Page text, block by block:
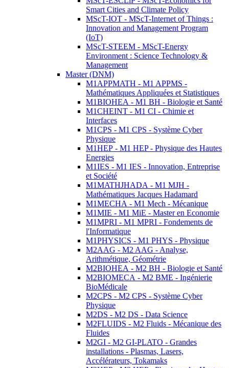
Smart Cities and Climate Policy
MScT-IOT - MScT-Internet of Things :
Innovation and Management Program
(IoT)
MScT-STEEM - MScT-Energy
Environment : Science Technology &
Management
Master (DNM)
M1APPMATH - M1 APPMS -
Mathématiques Appliquées et Statistiques
M1BIOHEA - M1 BH - Biologie et Santé
M1CHEINT - M1 CI - Chimie et
Interfaces
M1CPS - M1 CPS - Système Cyber
Physique
M1HEP - M1 HEP - Physique des Hautes
Energies
M1IES - M1 IES - Innovation, Entreprise
et Société
M1MATHJHADA - M1 MJH -
Mathématiques Jacques Hadamard
M1MECHA - M1 Mech - Mécanique
M1MIE - M1 MiE - Master en Economie
M1MPRI - M1 MPRI - Fondements de
l'Informatique
M1PHYSICS - M1 PHYS - Physique
M2AAG - M2 AAG - Analyse,
Arithmétique, Géométrie
M2BIOHEA - M2 BH - Biologie et Santé
M2BIOMECA - M2 BME - Ingénierie
BioMédicale
M2CPS - M2 CPS - Système Cyber
Physique
M2DS - M2 DS - Data Science
M2FLUIDS - M2 Fluids - Mécanique des
Fluides
M2GI - M2 GI-PLATO - Grandes
installations - Plasmas, Lasers,
Accélérateurs, Tokamaks